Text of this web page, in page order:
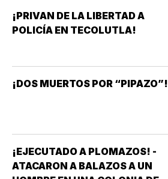
¡PRIVAN DE LA LIBERTAD A
POLICÍA EN TECOLUTLA!
¡DOS MUERTOS POR “PIPAZO”!
¡EJECUTADO A PLOMAZOS! -
ATACARON A BALAZOS A UN